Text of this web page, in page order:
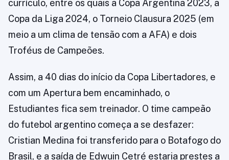
currículo, entre os quais a Copa Argentina 2023, a
Copa da Liga 2024, o Torneio Clausura 2025 (em
meio a um clima de tensão com a AFA) e dois
Troféus de Campeões.
Assim, a 40 dias do início da Copa Libertadores, e
com um Apertura bem encaminhado, o
Estudiantes fica sem treinador. O time campeão
do futebol argentino começa a se desfazer:
Cristian Medina foi transferido para o Botafogo do
Brasil, e a saída de Edwuin Cetré estaria prestes a